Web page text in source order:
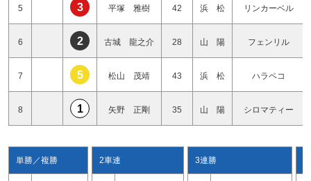
5 3 平塚 雅樹 42 浜 松 リンカーベル
6 2 古城 龍之介 28 山 陽 フェンリル
7 5 松山 茂靖 43 浜 松 ハラペコ
8 1 矢野 正剛 35 山 陽 シロマティー
単勝／複勝 2車連 3連勝